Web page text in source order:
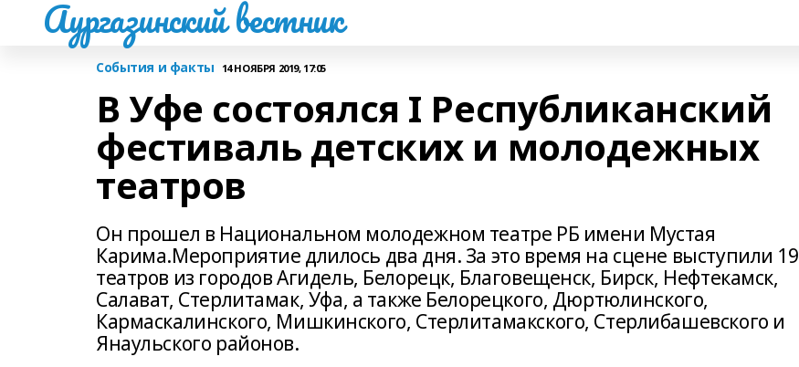
Аургазинский вестник
События и факты 14 НОЯБРЯ 2019, 17:05
В Уфе состоялся I Республиканский
фестиваль детских и молодежных
театров
Он прошел в Национальном молодежном театре РБ имени Мустая
Карима.Мероприятие длилось два дня. За это время на сцене выступили 19
театров из городов Агидель, Белорецк, Благовещенск, Бирск, Нефтекамск,
Салават, Стерлитамак, Уфа, а также Белорецкого, Дюртюлинского,
Кармаскалинского, Мишкинского, Стерлитамакского, Стерлибашевского и
Янаульского районов.